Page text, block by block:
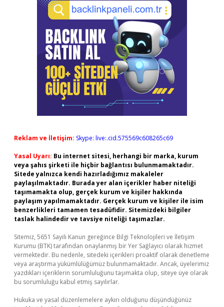
Reklam ve İletişim: Skype: live:.cid.575569c608265c69
Yasal Uyarı: Bu internet sitesi, herhangi bir marka, kurum
veya şahıs şirketi ile hiçbir bağlantısı bulunmamaktadır.
Sitede yalnızca kendi hazırladığımız makaleler
paylaşılmaktadır. Burada yer alan içerikler haber niteliği
taşımamakta olup, gerçek kurum ve kişiler hakkında
paylaşım yapılmamaktadır. Gerçek kurum ve kişiler ile isim
benzerlikleri tamamen tesadüfidir. Sitemizdeki bilgiler
taslak halindedir ve tavsiye niteliği taşımazlar.
Sitemiz, 5651 Sayılı Kanun gereğince Bilgi Teknolojileri ve İletişim
Kurumu (BTK) tarafından onaylanmış bir Yer Sağlayıcı olarak hizmet
vermektedir. Bu nedenle, sitedeki içerikleri proaktif olarak denetleme
veya araştırma yükümlülüğümüz bulunmamaktadır. Ancak, üyelerimiz
yazdıkları içeriklerin sorumluluğunu taşımakta olup, siteye üye olarak
bu sorumluluğu kabul etmiş sayılırlar.
Hukuka ve yasal düzenlemelere aykırı olduğunu düşündüğünüz